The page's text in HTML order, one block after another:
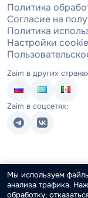
Политика
Согласие на
Политика
Настройки cookie
Zaim в других
Zaim в соцсетях:
Мы используем
анализа трафика.
обработку;